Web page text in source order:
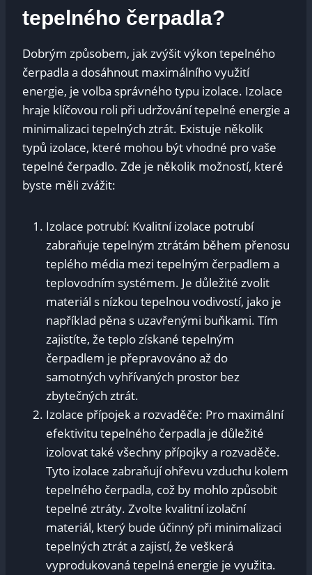
tepelného čerpadla?
Dobrým způsobem, jak zvýšit výkon tepelného
čerpadla a dosáhnout maximálního využití
energie, je volba správného typu izolace. Izolace
hraje klíčovou roli při udržování tepelné energie a
minimalizaci tepelných ztrát. Existuje několik
typů izolace, které mohou být vhodné pro vaše
tepelné čerpadlo. Zde je několik možností, které
byste měli zvážit:
Izolace potrubí: Kvalitní izolace potrubí
zabraňuje tepelným ztrátám během přenosu
teplého média mezi tepelným čerpadlem a
teplovodním systémem. Je důležité zvolit
materiál s nízkou tepelnou vodivostí, jako je
například pěna s uzavřenými buňkami. Tím
zajistíte, že teplo získané tepelným
čerpadlem je přepravováno až do
samotných vyhřívaných prostor bez
zbytečných ztrát.
Izolace přípojek a rozvaděče: Pro maximální
efektivitu tepelného čerpadla je důležité
izolovat také všechny přípojky a rozvaděče.
Tyto izolace zabraňují ohřevu vzduchu kolem
tepelného čerpadla, což by mohlo způsobit
tepelné ztráty. Zvolte kvalitní izolační
materiál, který bude účinný při minimalizaci
tepelných ztrát a zajistí, že veškerá
vyprodukovaná tepelná energie je využita.